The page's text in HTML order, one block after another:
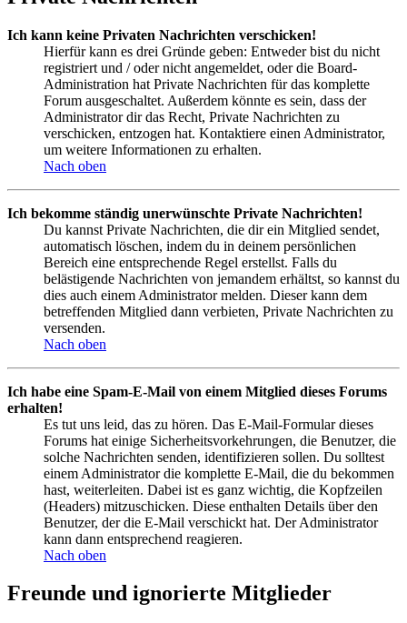
Ich kann keine Privaten Nachrichten verschicken!
Hierfür kann es drei Gründe geben: Entweder bist du nicht
registriert und / oder nicht angemeldet, oder die Board-
Administration hat Private Nachrichten für das komplette
Forum ausgeschaltet. Außerdem könnte es sein, dass der
Administrator dir das Recht, Private Nachrichten zu
verschicken, entzogen hat. Kontaktiere einen Administrator,
um weitere Informationen zu erhalten.
Nach oben
Ich bekomme ständig unerwünschte Private Nachrichten!
Du kannst Private Nachrichten, die dir ein Mitglied sendet,
automatisch löschen, indem du in deinem persönlichen
Bereich eine entsprechende Regel erstellst. Falls du
belästigende Nachrichten von jemandem erhältst, so kannst du
dies auch einem Administrator melden. Dieser kann dem
betreffenden Mitglied dann verbieten, Private Nachrichten zu
versenden.
Nach oben
Ich habe eine Spam-E-Mail von einem Mitglied dieses Forums
erhalten!
Es tut uns leid, das zu hören. Das E-Mail-Formular dieses
Forums hat einige Sicherheitsvorkehrungen, die Benutzer, die
solche Nachrichten senden, identifizieren sollen. Du solltest
einem Administrator die komplette E-Mail, die du bekommen
hast, weiterleiten. Dabei ist es ganz wichtig, die Kopfzeilen
(Headers) mitzuschicken. Diese enthalten Details über den
Benutzer, der die E-Mail verschickt hat. Der Administrator
kann dann entsprechend reagieren.
Nach oben
Freunde und ignorierte Mitglieder